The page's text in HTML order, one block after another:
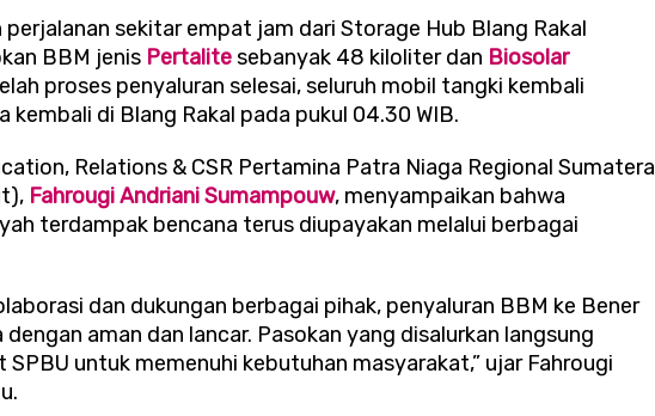
sekitar empat jam dari Storage Hub Blang Rakal
BBM jenis Pertalitesebanyak 48 kiloliter dan Biosolar
proses penyaluran selesai, seluruh mobil tangki kembali
kembali di Blang Rakal pada pukul 04.30 WIB.
Relations & CSR Pertamina Patra Niaga Regional Sumatera
Fahrougi Andriani Sumampouw, menyampaikan bahwa
terdampak bencana terus diupayakan melalui berbagai
dan dukungan berbagai pihak, penyaluran BBM ke Bener
aman dan lancar. Pasokan yang disalurkan langsung
untuk memenuhi kebutuhan masyarakat,” ujar Fahrougi